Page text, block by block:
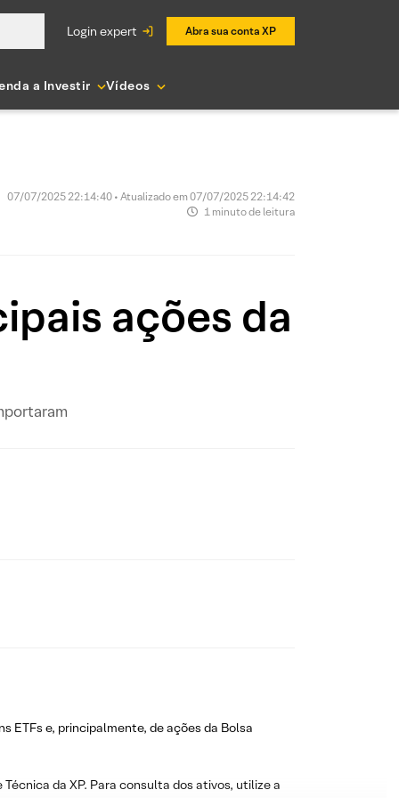
login expert Abra sua conta XP
a Investir Vídeos
07/07/2025 22:14:40 • Atualizado em 07/07/2025 22:14:42
1 minuto de leitura
ações da
ETFs e, principalmente, de ações da Bolsa
da XP. Para consulta dos ativos, utilize a